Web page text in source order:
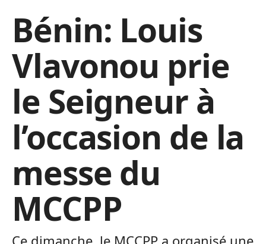
Bénin: Louis
Vlavonou prie
le Seigneur à
l’occasion de la
messe du
MCCPP
Ce dimanche, le MCCPP a organisé une